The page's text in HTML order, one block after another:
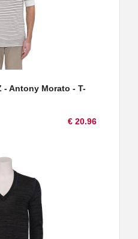
- Antony Morato - T-
€ 20.96